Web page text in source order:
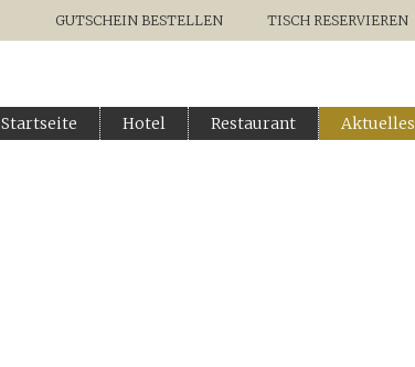
GUTSCHEIN BESTELLEN TISCH RESERVIEREN
Startseite Hotel Restaurant Aktuelles